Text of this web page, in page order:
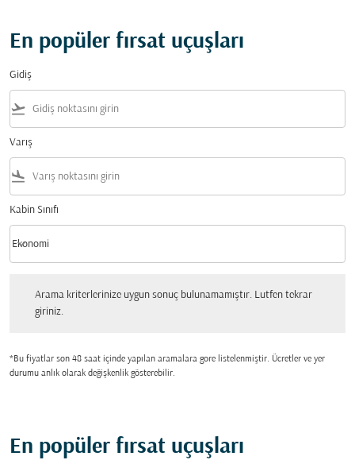
En popüler fırsat uçuşları
Gidiş
flight_takeoff
Varış
flight_land
Kabin Sınıfı
Kabin Sınıfı option Ekonomi Selected
Ekonomi
keyboard_arrow_down
Arama kriterlerinize uygun sonuç bulunamamıştır. Lutfen tekrar
giriniz.
*Bu fiyatlar son 48 saat içinde yapılan aramalara gore listelenmiştir. Ücretler ve yer
durumu anlık olarak değişkenlik gösterebilir.
En popüler fırsat uçuşları